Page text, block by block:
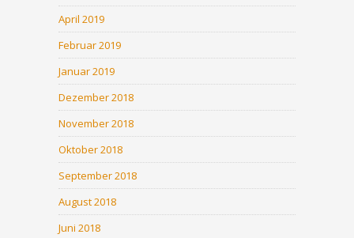
April 2019
Februar 2019
Januar 2019
Dezember 2018
November 2018
Oktober 2018
September 2018
August 2018
Juni 2018